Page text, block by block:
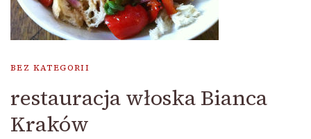
BEZ KATEGORII
restauracja włoska Bianca
Kraków